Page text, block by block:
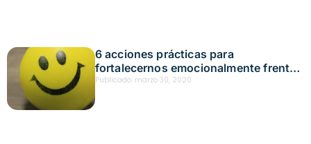
6 acciones prácticas para
fortalecernos emocionalmente frente
al covid-19
Publicado: marzo 30, 2020